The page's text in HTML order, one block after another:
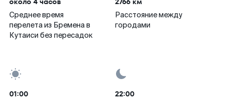
Среднее время
перелета из Бремена в
Кутаиси без пересадок
Расстояние между
городами
01:00 22:00